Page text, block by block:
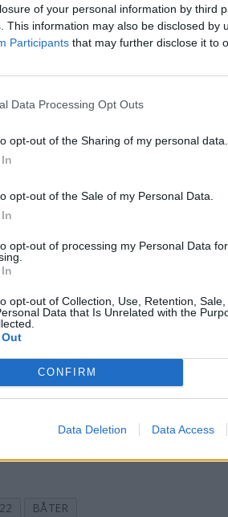
of your personal information by third
This information may also be disclosed by
Participants that may further disclose it to
Data Processing Opt Outs
opt-out of the Sharing of my personal data.
opt-out of the Sale of my Personal Data.
opt-out of processing my Personal Data
opt-out of Collection, Use, Retention,
Data that Is Unrelated with the
CONFIRM
Data Deletion Data Access
beste
har pekt ut fem båter i
BÅTER